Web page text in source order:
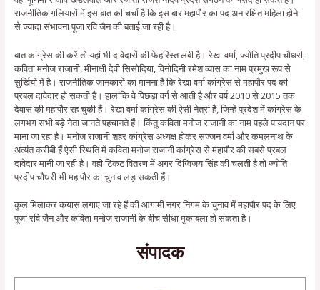
राजनीतिक गलियारों में इस बात की चर्चा है कि इस बार महापौर का पद अनारक्षित महिला होने
से ज्यादा संभावना पूजा रवि जैन की बताई जा रही है।
बात कांग्रेस की करें तो यहां भी दावेदारों की फेहरिस्त लंबी है। रेखा वर्मा, ज्योति प्रदीप चौधरी,
कविता मनोज राजानी, मीनाक्षी देवी सिसोदिया, विनोदिनी रमेश व्यास का नाम प्रमुख रूप से
सुर्खियों में है। राजनीतिक जानकारों का मानना है कि रेखा वर्मा कांग्रेस से महापौर पद की
प्रबल दावेदार हो सकती हैं। हालांकि वे पिछड़ा वर्ग से आती है और वर्ष 2010 से 2015 तक
देवास की महापौर रह चुकी हैं। रेखा वर्मा कांग्रेस की ऐसी नेत्री हैं, जिन्हें प्रदेश में कांग्रेस के
लगभग सभी बड़े नेता जानते पहचानते हैं। किंतु कविता मनोज राजानी का नाम पहले पायदान पर
माना जा रहा है। मनोज राजानी शहर कांग्रेस अध्यक्ष होकर सज्जन वर्मा और कमलनाथ के
अत्यंत करीबी हैं ऐसी स्थिति में कविता मनोज राजानी कांग्रेस से महापौर की सबसे प्रबल
दावेदार मानी जा रही है। वही टिकट वितरण में अगर दिग्विजय सिंह की चलती है तो ज्योति
प्रदीप चौधरी भी महापौर का चुनाव लड़ सकती हैं।
कुल मिलाकर कयास लगाए जा रहे हैं की आगामी नगर निगम के चुनाव में महापौर पद के लिए
पूजा रवि जैन और कविता मनोज राजानी के बीच सीधा मुकाबला हो सकता है।
संपादक